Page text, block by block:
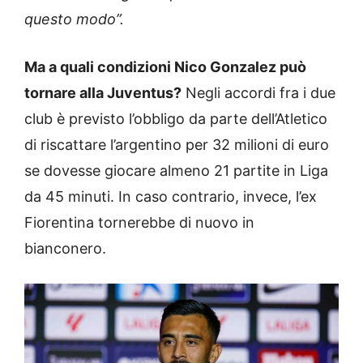
questo modo”.
Ma a quali condizioni Nico Gonzalez può
tornare alla Juventus? Negli accordi fra i due
club è previsto l’obbligo da parte dell’Atletico
di riscattare l’argentino per 32 milioni di euro
se dovesse giocare almeno 21 partite in Liga
da 45 minuti. In caso contrario, invece, l’ex
Fiorentina tornerebbe di nuovo in
bianconero.